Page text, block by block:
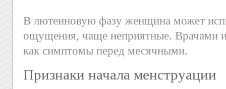
В лютеиновую фазу женщина может
ощущения, чаще неприятные. Врачами
как симптомы перед месячными.
Признаки начала менструации